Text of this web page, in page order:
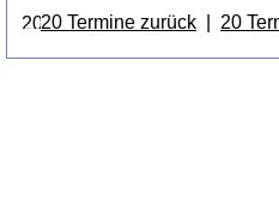
20 Termine zurück | 20